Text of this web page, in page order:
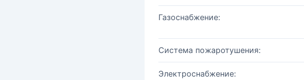
Газоснабжение:
Система пожаротушения:
Электроснабжение: